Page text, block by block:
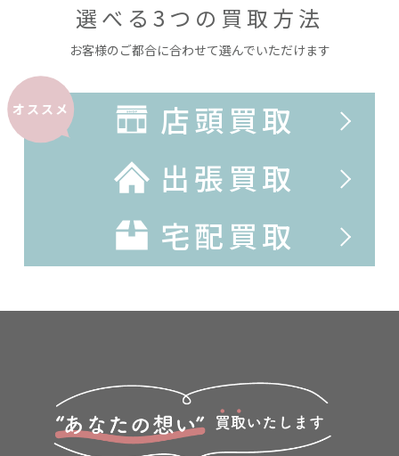
選べる3つの買取方法
お客様のご都合に合わせて選んでいただけます
オススメ
店頭買取
出張買取
宅配買取